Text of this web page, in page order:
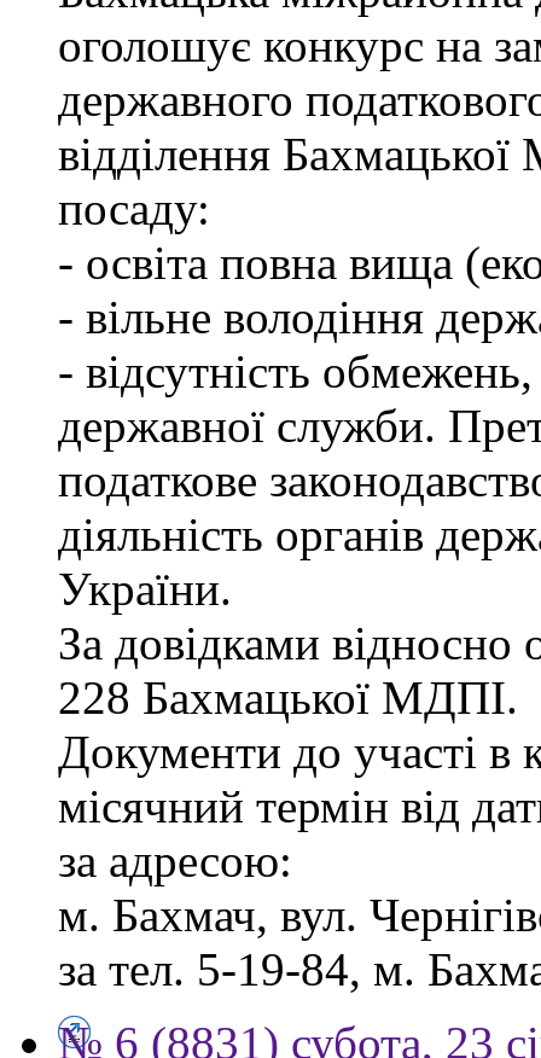
оголошує конкурс на
державного
відділення
посаду:
- освіта повна вища
- вільне володіння
- відсутність
державної служби.
податкове
діяльність органів
України.
За довідками відносно
228 Бахмацької МДПІ.
Документи до участі в
місячний термін від
за адресою:
м. Бахмач, вул.
за тел. 5-19-84, м.
№ 6 (8831) субота, 23